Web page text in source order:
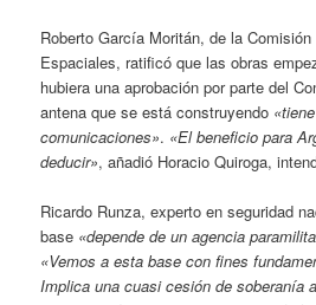
Roberto García Moritán, de la
Espaciales, ratificó que las obras
hubiera una aprobación por parte del
antena que se está construyendo
comunicaciones». «El beneficio para
deducir», añadió Horacio Quiroga,
Ricardo Runza, experto en seguridad
base «depende de un agencia
«Vemos a esta base con fines
Implica una cuasi cesión de soberanía